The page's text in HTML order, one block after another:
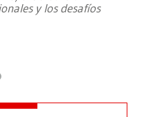
y los desafíos